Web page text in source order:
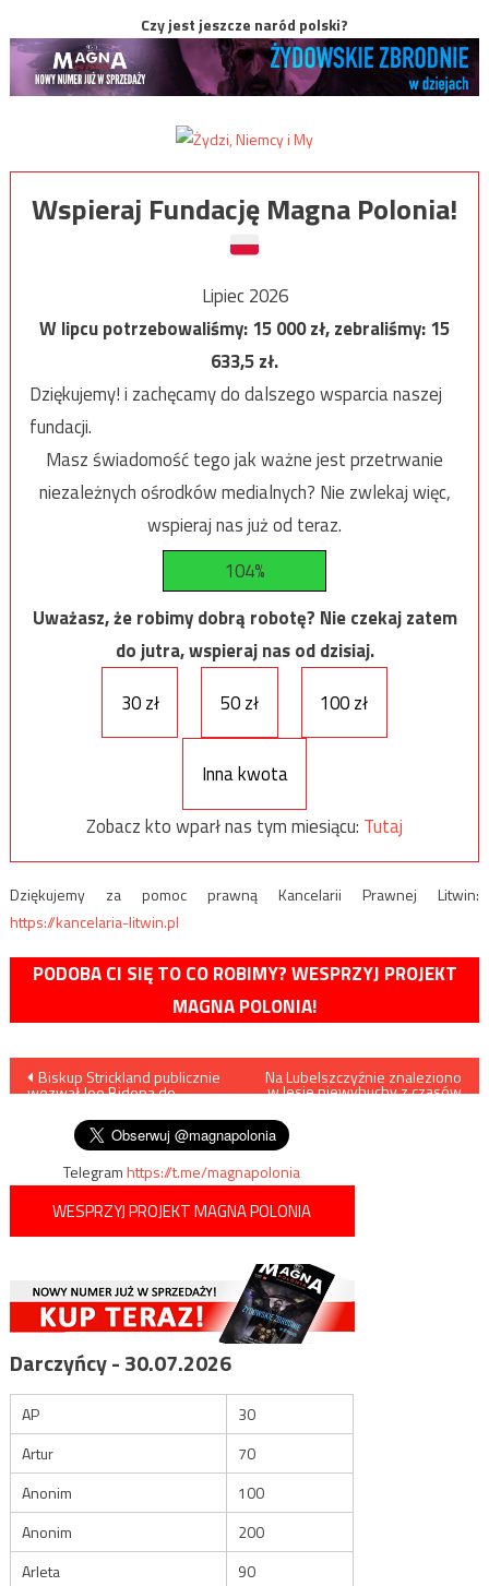
Czy jest jeszcze naród polski?
Wspieraj Fundację Magna Polonia!
Lipiec 2026
W lipcu potrzebowaliśmy:15 000zł, zebraliśmy:15
633,5zł.
Dziękujemy! i zachęcamy do dalszego wsparcia naszej
fundacji.
Masz świadomość tego jak ważne jest przetrwanie
niezależnych ośrodków medialnych? Nie zwlekaj więc,
wspieraj nas już od teraz.
104%
Uważasz, że robimy dobrą robotę? Nie czekaj zatem
do jutra, wspieraj nas od dzisiaj.
30 zł
50 zł 100 zł
Inna kwota
Zobacz kto wparł nas tym miesiącu: Tutaj
Dziękujemy za pomoc prawną Kancelarii Prawnej Litwin:
https://kancelaria-litwin.pl
PODOBA CI SIĘ TO CO ROBIMY? WESPRZYJ PROJEKT
MAGNA POLONIA!
Nawigacja
wpisu
Biskup Strickland publicznie
wezwał Joe Bidena do
Na Lubelszczyźnie znaleziono
w lesie niewybuchy z czasów
Telegramhttps://t.me/magnapolonia
WESPRZYJ PROJEKT MAGNA POLONIA
Darczyńcy - 30.07.2026
AP
30
Artur
70
Anonim
100
Anonim
200
Arleta
90